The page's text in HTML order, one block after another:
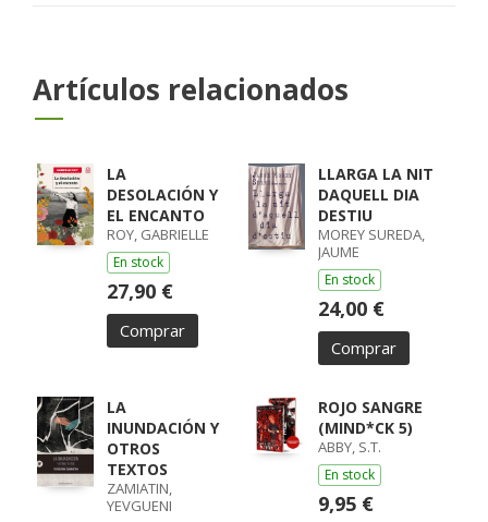
Artículos relacionados
LA
DESOLACIÓN Y
EL ENCANTO
ROY, GABRIELLE
En stock
27,90 €
Comprar
LLARGA LA NIT
DAQUELL DIA
DESTIU
MOREY SUREDA,
JAUME
En stock
24,00 €
Comprar
LA
INUNDACIÓN Y
OTROS
TEXTOS
ZAMIATIN,
YEVGUENI
ROJO SANGRE
(MIND*CK 5)
ABBY, S.T.
En stock
9,95 €